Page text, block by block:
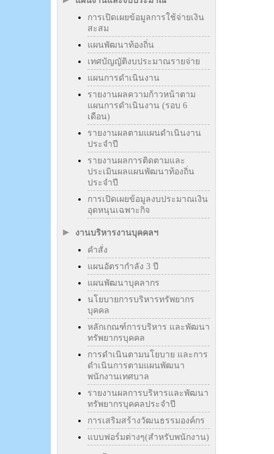
การเปิดเผยข้อมูลการใช้จ่ายเงิน
สะสม
แผนพัฒนาท้องถิ่น
เทศบัญญัติงบประมาณรายจ่าย
แผนการดำเนินงาน
รายงานผลความก้าวหน้าตาม
แผนการดำเนินงาน (รอบ 6
เดือน)
รายงานผลตามแผนดำเนินงาน
ประจำปี
รายงานผลการติดตามและ
ประเมินผลแผนพัฒนาท้องถิ่น
ประจำปี
การเปิดเผยข้อมูลงบประมาณเงิน
อุดหนุนเฉพาะกิจ
งานบริหารงานบุคคลฯ
คำสั่ง
แผนอัตรากำลัง 3 ปี
แผนพัฒนาบุคลากร
นโยบายการบริหารทรัพยากร
บุคคล
หลักเกณฑ์การบริหาร และพัฒนา
ทรัพยากรบุคคล
การดำเนินตามนโยบาย และการ
ดำเนินการตามแผนพัฒนา
พนักงานเทศบาล
รายงานผลการบริหารและพัฒนา
ทรัพยากรบุคคลประจำปี
การเสริมสร้างวัฒนธรรมองค์กร
แบบฟอร์มต่างๆ(สำหรับพนักงาน)